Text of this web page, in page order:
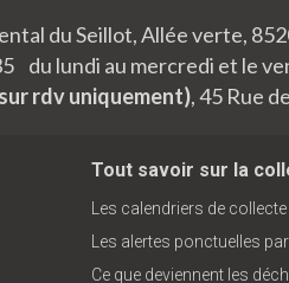
du Seillot, Allée verte,
du lundi au mercredi et le
rdv uniquement), 45 Rue
Tout savoir sur la
Les calendriers de collecte
Les alertes ponctuelles
Ce que deviennent les